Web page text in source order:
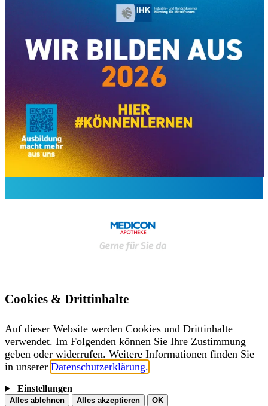
Cookies & Drittinhalte
Auf dieser Website werden Cookies und Drittinhalte
verwendet. Im Folgenden können Sie Ihre Zustimmung
geben oder widerrufen. Weitere Informationen finden Sie
in unserer Datenschutzerklärung.
Einstellungen
Alles ablehnen Alles akzeptieren OK